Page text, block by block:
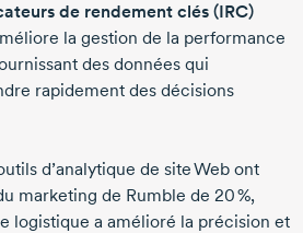
de rendement clés (IRC)
la gestion de la performance
des données qui
rapidement des décisions
d’analytique de site Web ont
marketing de Rumble de 20 %,
logistique a amélioré la précision et